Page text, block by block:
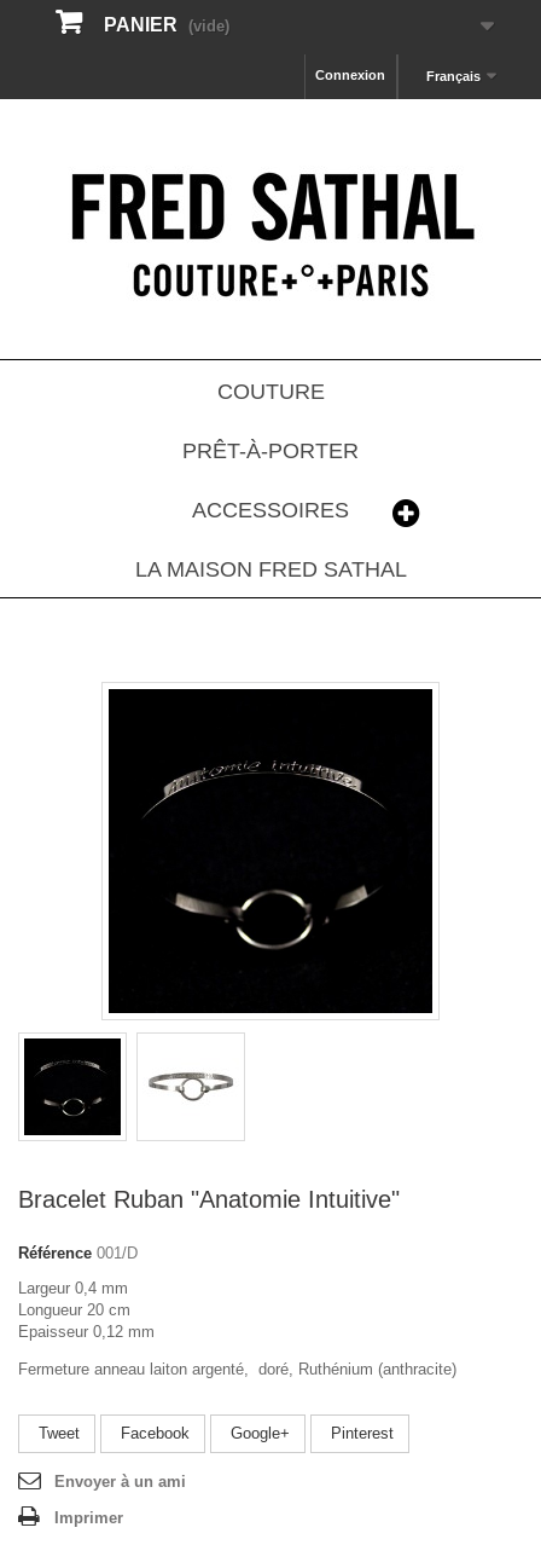
PANIER (vide)
Français
Connexion
COUTURE
PRÊT-À-PORTER
ACCESSOIRES
LA MAISON FRED SATHAL
Bracelet Ruban "Anatomie Intuitive"
Référence 001/D
Largeur 0,4 mm
Longueur 20 cm
Epaisseur 0,12 mm
Fermeture anneau laiton argenté, doré, Ruthénium (anthracite)
Tweet Facebook Google+ Pinterest
Envoyer à un ami
Imprimer